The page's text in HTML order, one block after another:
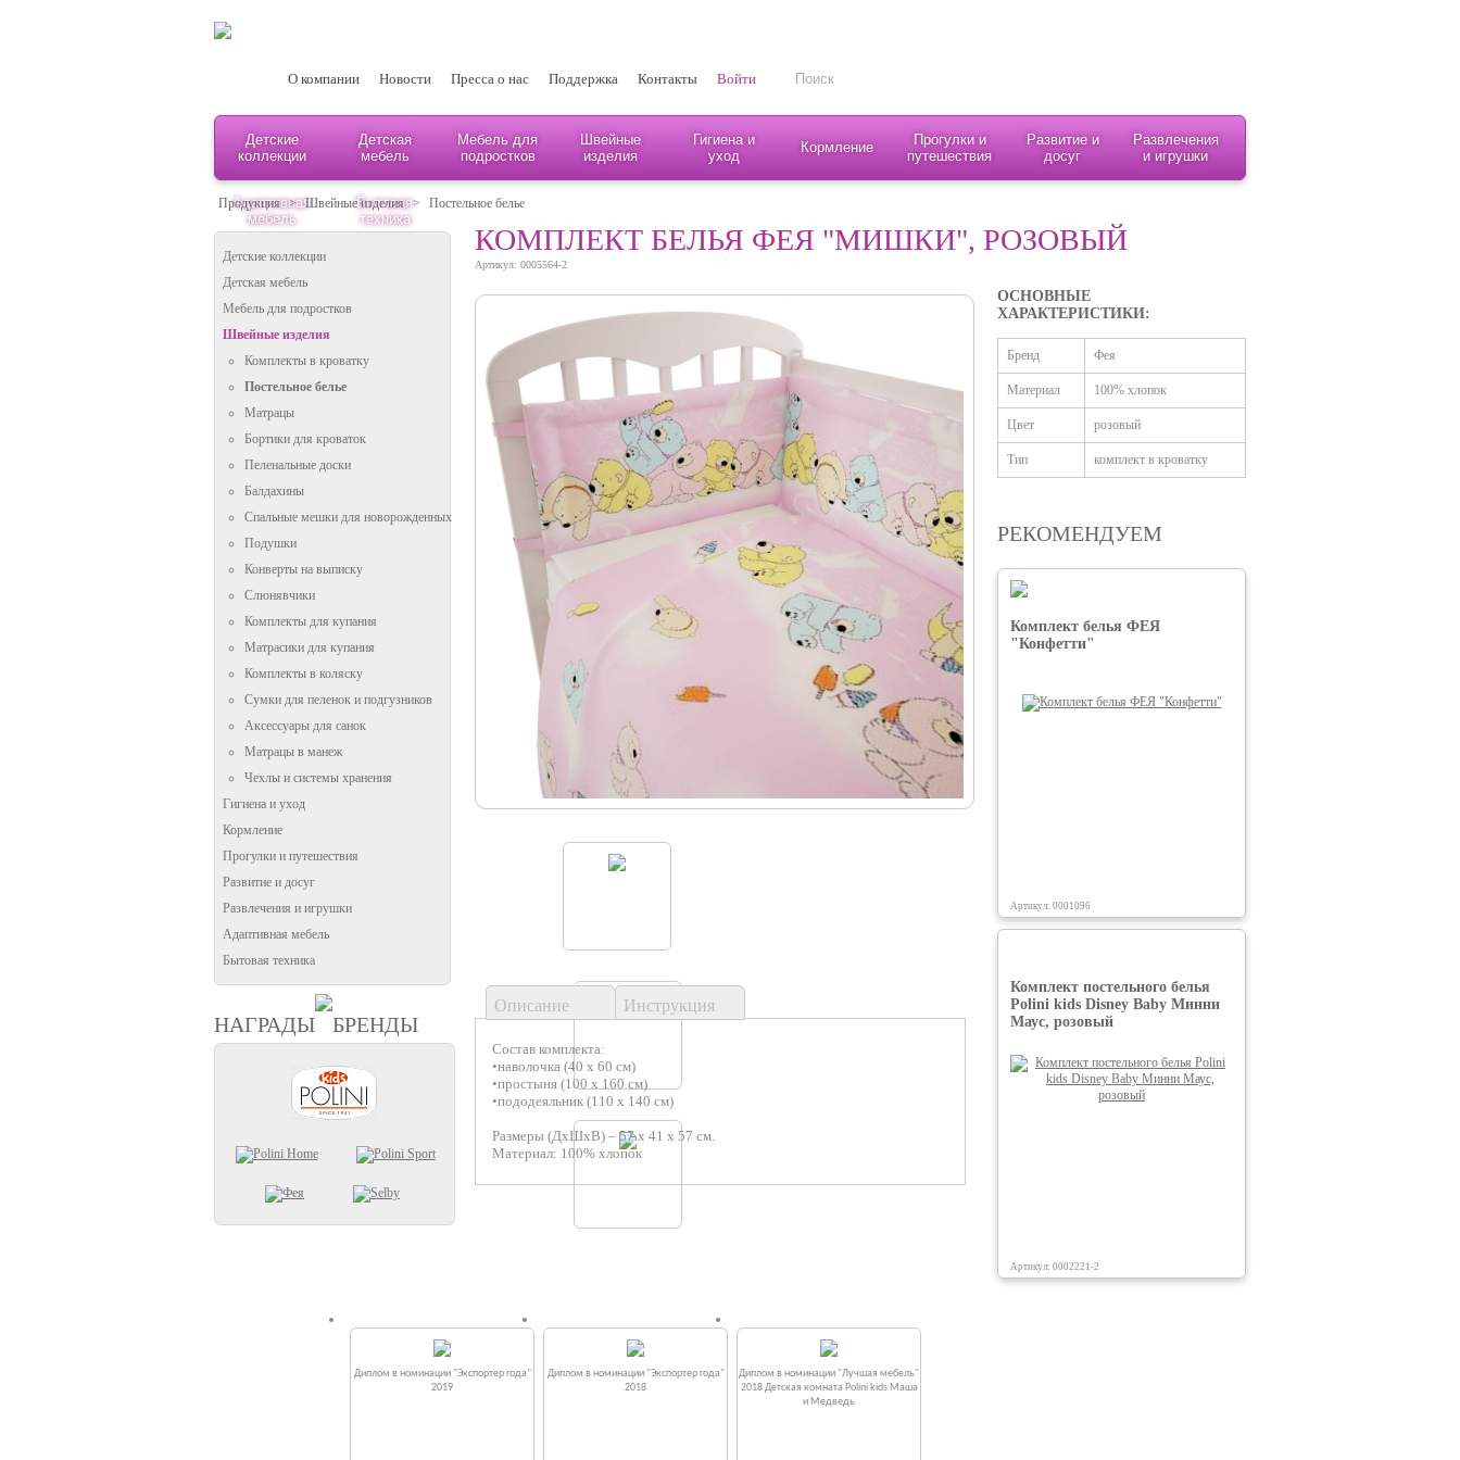
О компании Новости Пресса о нас Поддержка Контакты Войти
Детские
коллекции
Детская
мебель
Мебель для
подростков
Швейные
изделия
Гигиена и
уход
Кормление
Прогулки и
путешествия
Развитие и
досуг
Развлечения
и игрушки
Адаптивная
мебель
Бытовая
техника
Продукция > Швейные изделия > Постельное белье
Детские коллекции
Детская мебель
Мебель для подростков
Швейные изделия
Комплекты в кроватку
Постельное белье
Матрацы
Бортики для кроваток
Пеленальные доски
Балдахины
Спальные мешки для новорожденных
Подушки
Конверты на выписку
Слюнявчики
Комплекты для купания
Матрасики для купания
Комплекты в коляску
Сумки для пеленок и подгузников
Аксессуары для санок
Матрацы в манеж
Чехлы и системы хранения
Гигиена и уход
Кормление
Прогулки и путешествия
Развитие и досуг
Развлечения и игрушки
Адаптивная мебель
Бытовая техника
НАГРАДЫ БРЕНДЫ
КОМПЛЕКТ БЕЛЬЯ ФЕЯ "МИШКИ", РОЗОВЫЙ
Артикул: 0005564-2
Описание Инструкция
Состав комплекта:
•наволочка (40 х 60 см)
•простыня (100 х 160 см)
•пододеяльник (110 х 140 см)
Размеры (ДхШхВ) – 57 х 41 х 57 см.
Материал: 100% хлопок
ОСНОВНЫЕ
ХАРАКТЕРИСТИКИ:
Бренд Фея
Материал 100% хлопок
Цвет розовый
Тип комплект в кроватку
РЕКОМЕНДУЕМ
Комплект белья ФЕЯ
"Конфетти"
Артикул: 0001096
Комплект постельного белья
Polini kids Disney Baby Минни
Маус, розовый
Артикул: 0002221-2
Диплом в номинации "Экспортер года"
2019
Диплом в номинации "Экспортер года"
2018
Диплом в номинации "Лучшая мебель"
2018 Детская комната Polini kids Маша
и Медведь